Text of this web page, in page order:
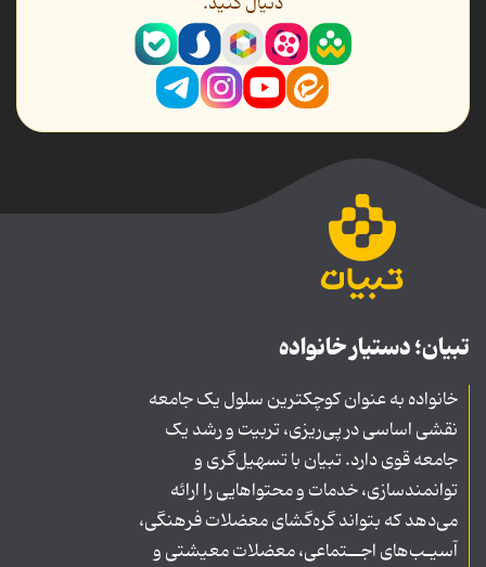
تبیان؛ دستیار خانواده
خانواده به عنوان کوچکترین سلول یک جامعه
نقشی اساسی در پی‌ریزی، تربیت و رشد یک
جامعه قوی دارد. تبیان با تسهیل‌گری و
توانمندسازی، خدمات و محتواهایی را ارائه
می‌دهد که بتواند گره‌گشای معضلات فرهنگی،
آسیـب‌های اجــتماعی، معضلات معیشتی و